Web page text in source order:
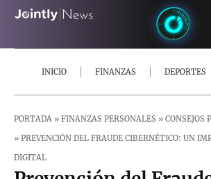
INICIO FINANZAS DEPORTES
PORTADA » FINANZAS PERSONALES » CONSEJOS
» PREVENCIÓN DEL FRAUDE CIBERNÉTICO: UN
DIGITAL